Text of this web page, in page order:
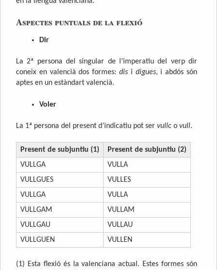
Aspectes puntuals de la flexió
Dir
La 2ª persona del singular de l’imperatiu del verp dir
coneix en valencià dos formes: dis i digues, i abdós són
aptes en un estàndart valencià.
Voler
La 1ª persona del present d’indicatiu pot ser vullc o vull.
Present de subjuntiu (1)
Present de subjuntiu (2)
VULLGA
VULLA
VULLGUES
VULLES
VULLGA
VULLA
VULLGAM
VULLAM
VULLGAU
VULLAU
VULLGUEN
VULLEN
(1) Esta flexió és la valenciana actual. Estes formes són